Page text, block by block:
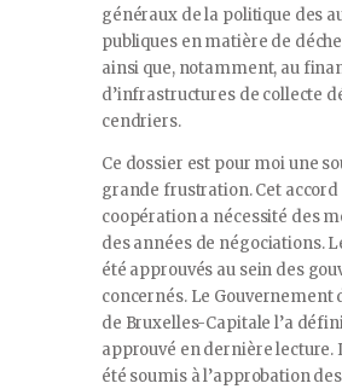
généraux de la politique des
publiques en matière de
ainsi que, notamment, au
d’infrastructures de collecte
cendriers.
Ce dossier est pour moi une
grande frustration. Cet accord
coopération a nécessité des
des années de négociations.
été approuvés au sein des
concernés. Le Gouvernement
de Bruxelles-Capitale l’a
approuvé en dernière lecture.
été soumis à l’approbation